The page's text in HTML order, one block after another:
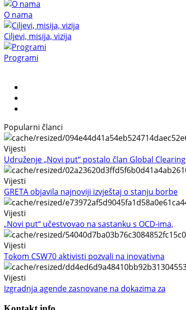
O nama
Ciljevi, misija, vizija
Programi
Popularni članci
Vijesti
Udruženje „Novi put“ postalo član Global Clearing
Vijesti
GRETA objavila najnoviji izvještaj o stanju borbe
Vijesti
„Novi put“ učestvovao na sastanku s OCD-ima,
Vijesti
Tokom CSW70 aktivisti pozvali na inovativna
Vijesti
Izgradnja agende zasnovane na dokazima za